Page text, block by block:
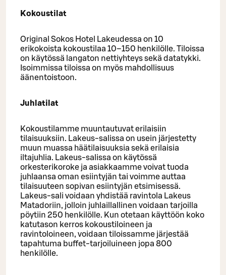
Kokoustilat
Original Sokos Hotel Lakeudessa on 10
erikokoista kokoustilaa 10–150 henkilölle. Tiloissa
on käytössä langaton nettiyhteys sekä datatykki.
Isoimmissa tiloissa on myös mahdollisuus
äänentoistoon.
Juhlatilat
Kokoustilamme muuntautuvat erilaisiin
tilaisuuksiin. Lakeus-salissa on usein järjestetty
muun muassa häätilaisuuksia sekä erilaisia
iltajuhlia. Lakeus-salissa on käytössä
orkesterikoroke ja asiakkaamme voivat tuoda
juhlaansa oman esiintyjän tai voimme auttaa
tilaisuuteen sopivan esiintyjän etsimisessä.
Lakeus-sali voidaan yhdistää ravintola Lakeus
Matadoriin, jolloin juhlaillallinen voidaan tarjoilla
pöytiin 250 henkilölle. Kun otetaan käyttöön koko
katutason kerros kokoustiloineen ja
ravintoloineen, voidaan tiloissamme järjestää
tapahtuma buffet-tarjoiluineen jopa 800
henkilölle.